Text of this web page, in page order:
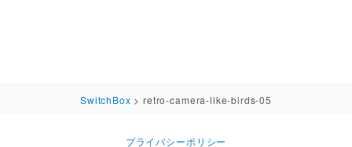
SwitchBox >retro-camera-like-birds-05
プライバシーポリシー